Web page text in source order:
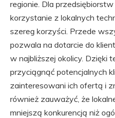
regionie. Dla
korzystanie z lokalnych
szereg korzyści. Przede
pozwala na dotarcie do
w najbliższej okolicy. Dzięki
przyciągnąć potencjalnych
zainteresowani ich ofertą i
również zauważyć, że
mniejszą konkurencją niż